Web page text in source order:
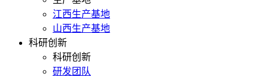
江西生产基地
山西生产基地
科研创新
科研创新
研发团队